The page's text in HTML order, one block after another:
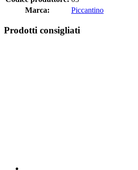
Marca:
Piccantino
Prodotti consigliati